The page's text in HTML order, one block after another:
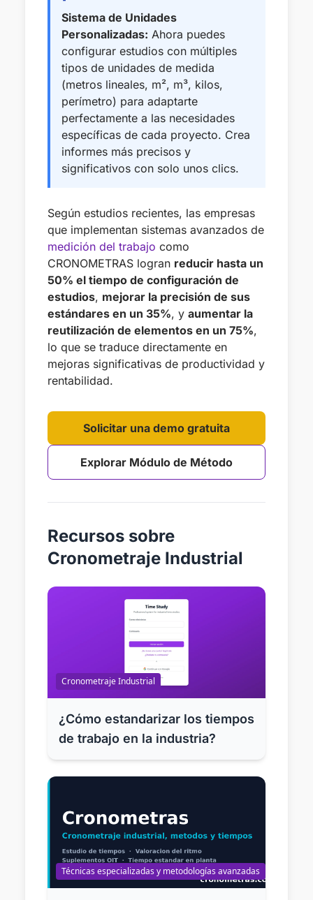
Sistema de Unidades
Personalizadas: Ahora puedes
configurar estudios con múltiples
tipos de unidades de medida
(metros lineales, m², m³, kilos,
perímetro) para adaptarte
perfectamente a las necesidades
específicas de cada proyecto. Crea
informes más precisos y
significativos con solo unos clics.
Según estudios recientes, las empresas
que implementan sistemas avanzados de
medición del trabajo como
CRONOMETRAS logran reducir hasta un
50% el tiempo de configuración de
estudios, mejorar la precisión de sus
estándares en un 35%, y aumentar la
reutilización de elementos en un 75%,
lo que se traduce directamente en
mejoras significativas de productividad y
rentabilidad.
Solicitar una demo gratuita
Explorar Módulo de Método
Recursos sobre
Cronometraje Industrial
Cronometraje Industrial
¿Cómo estandarizar los tiempos
de trabajo en la industria?
Técnicas especializadas y metodologías avanzadas